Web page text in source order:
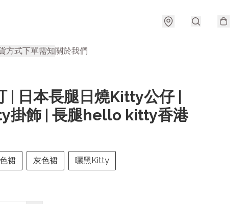
方式下單需知關於我們
| 日本長腿日燒Kitty公仔 |
掛飾 | 長腿hello kitty香港
裙
灰色裙 曬黑Kitty